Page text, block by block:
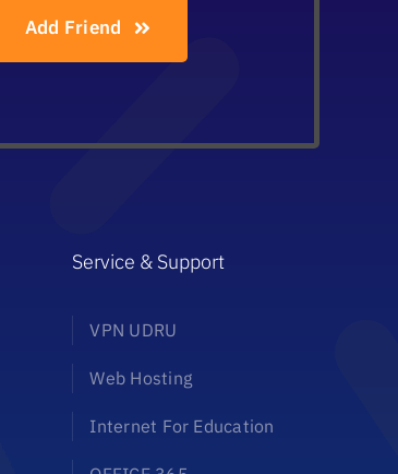
Add Friend
Service & Support
VPN UDRU
Web Hosting
Internet For Education